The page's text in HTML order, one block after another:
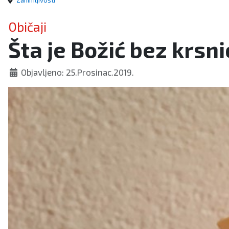
Običaji
Šta je Božić bez
Objavljeno: 25.Prosinac.2019.